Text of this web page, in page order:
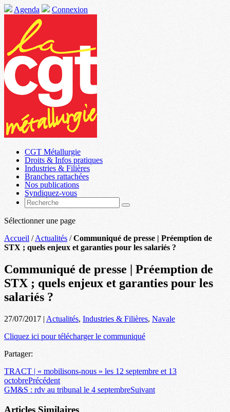
Agenda Connexion
CGT Métallurgie
Droits & Infos pratiques
Industries & Filières
Branches rattachées
Nos publications
Syndiquez-vous
Sélectionner une page
Accueil /Actualités /Communiqué de presse | Préemption de
STX ; quels enjeux et garanties pour les salariés ?
Communiqué de presse | Préemption de
STX ; quels enjeux et garanties pour les
salariés ?
27/07/2017 | Actualités, Industries & Filières, Navale
Cliquez ici pour télécharger le communiqué
Partager:
TRACT | « mobilisons-nous » les 12 septembre et 13
octobrePrécédent
GM&S : rdv au tribunal le 4 septembreSuivant
Articles Similaires